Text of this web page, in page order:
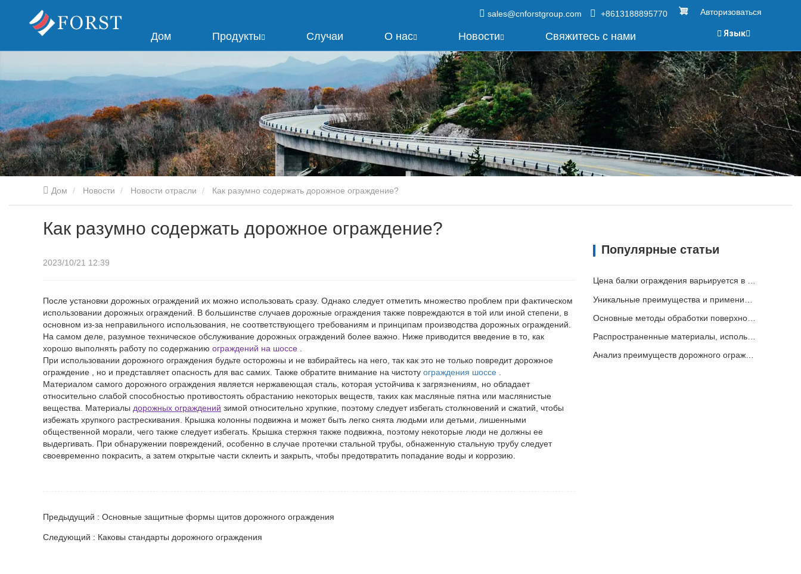
Авторизоваться
sales@cnforstgroup.com +8613188895770
Дом Продукты Случаи О нас Новости Свяжитесь с нами Язык
Дом Новости Новости отрасли Как разумно содержать дорожное ограждение?
Как разумно содержать дорожное ограждение?
2023/10/21 12:39
После установки дорожных ограждений их можно использовать сразу. Однако следует отметить множество проблем при фактическом
использовании дорожных ограждений. В большинстве случаев дорожные ограждения также повреждаются в той или иной степени, в
основном из-за неправильного использования, не соответствующего требованиям и принципам производства дорожных ограждений.
На самом деле, разумное техническое обслуживание дорожных ограждений более важно. Ниже приводится введение в то, как
хорошо выполнять работу по содержанию ограждений на шоссе
При использовании дорожного ограждения будьте осторожны и не взбирайтесь на него, так как это не только повредит дорожное
ограждение , но и представляет опасность для вас самих. Также обратите внимание на чистоту ограждения шоссе
Материалом самого дорожного ограждения является нержавеющая сталь, которая устойчива к загрязнениям, но обладает
относительно слабой способностью противостоять обрастанию некоторых веществ, таких как масляные пятна или маслянистые
вещества. Материалы дорожных ограждений зимой относительно хрупкие, поэтому следует избегать столкновений и сжатий, чтобы
избежать хрупкого растрескивания. Крышка колонны подвижна и может быть легко снята людьми или детьми, лишенными
общественной морали, чего также следует избегать. Крышка стержня также подвижна, поэтому некоторые люди не должны ее
выдергивать. При обнаружении повреждений, особенно в случае протечки стальной трубы, обнаженную стальную трубу следует
своевременно покрасить, а затем открытые части склеить и закрыть, чтобы предотвратить попадание воды и коррозию.
Предыдущий : Основные защитные формы щитов дорожного ограждения
Следующий : Каковы стандарты дорожного ограждения
Популярные статьи
Цена балки ограждения варьируется в зависимости от различных факторов.
Основные методы обработки поверхности балки ограждения
Распространенные материалы, используемые при изготовлении дорожных ограждений
Анализ преимуществ дорожного ограждения